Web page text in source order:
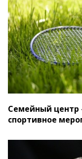
Семейный центр
спортивное